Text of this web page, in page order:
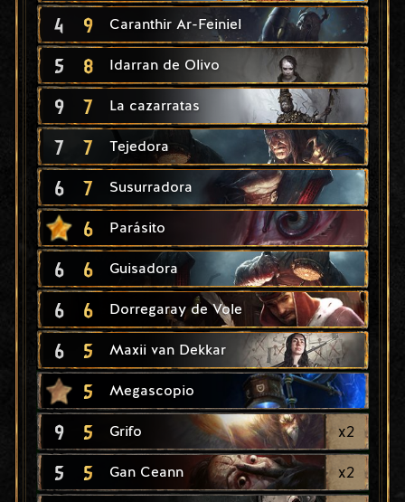
4 9 Caranthir Ar-Feiniel
5 8 Idarran de Olivo
9 7 La cazarratas
7 7 Tejedora
6 7 Susurradora
6 Parásito
6 6 Guisadora
6 6 Dorregaray de Vole
6 5 Maxii van Dekkar
5 Megascopio
9 5 Grifo x2
5 5 Gan Ceann x2